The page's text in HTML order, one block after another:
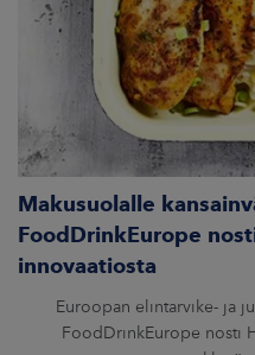
Makusuolalle
FoodDrinkEurope
innovaatiosta
Euroopan elintarvike- ja
FoodDrinkEurope nosti